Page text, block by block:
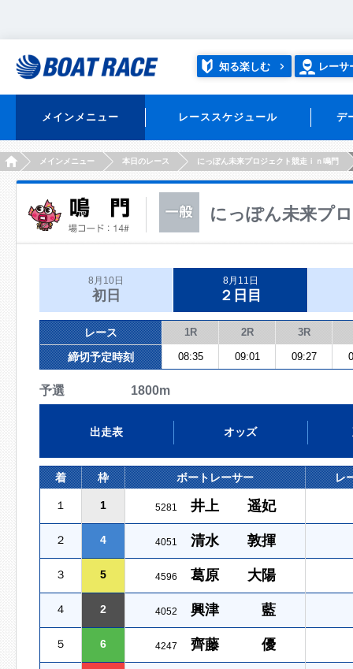
知る楽しむ レーサ
メインメニュー レーススケジュール デ
HOMEメインメニュー 本日のレース にっぽん未来プロジェクト競走ｉｎ鳴門
にっぽん未来プ
8月10日
初日
8月11日
２日目
レース 1R 2R 3R
締切予定時刻 08:35 09:01 09:27
予選 1800m
出走表 オッズ
着 枠 ボートレーサー レ
１ 1 5281 井上 遥妃
２ 4 4051 清水 敦揮
３ 5 4596 葛原 大陽
４ 2 4052 興津 藍
５ 6 4247 齊藤 優